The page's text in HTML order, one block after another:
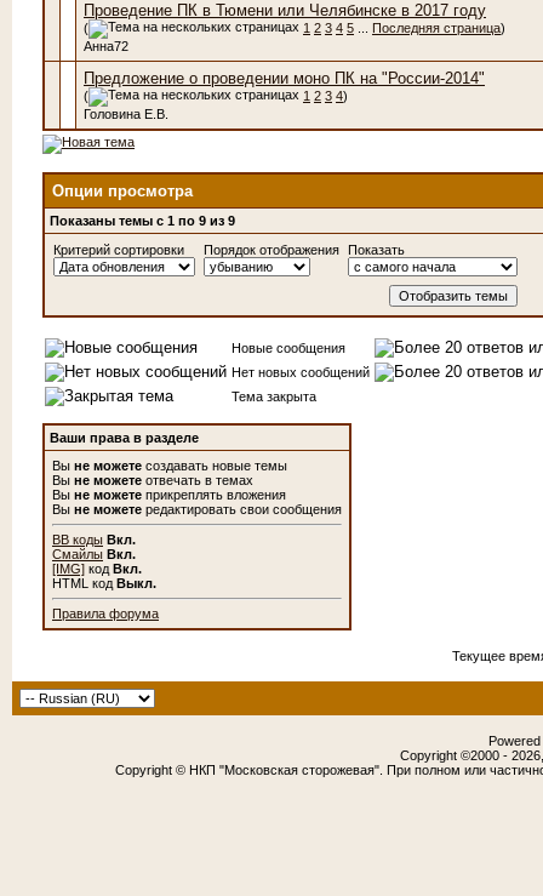
Проведение ПК в Тюмени или Челябинске в 2017 году
( 1 2 3 4 5 Последняя страница)
Анна72
Предложение о проведении моно ПК на "России-2014"
( 1 2 3 4)
Головина Е.В.
Опции просмотра
Показаны темы с 1 по 9 из 9
Критерий сортировки
Порядок отображения Показать
Новые сообщения
Нет новых сообщений
Тема закрыта
Ваши права в разделе
Вы не можете создавать новые темы
Вы не можете отвечать в темах
Вы не можете прикреплять вложения
Вы не можете редактировать свои сообщения
BB коды Вкл.
Смайлы Вкл.
[IMG] код Вкл.
HTML код Выкл.
Правила форума
Текущее
Copyright ©2000 -
Copyright © НКП "Московская сторожевая". При полном или